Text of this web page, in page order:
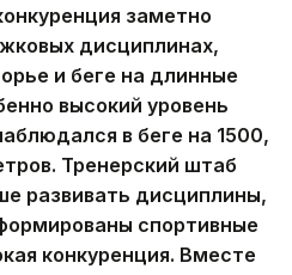
заметно
дисциплинах,
и беге на длинные
высокий уровень
в беге на 1500,
Тренерский штаб
развивать дисциплины,
спортивные
конкуренция. Вместе